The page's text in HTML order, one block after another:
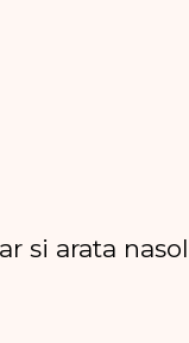
si arata